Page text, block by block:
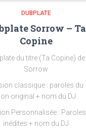
DUBPLATE
Sorrow – Ta
Copine
du titre (Ta Copine) de
Sorrow
classique : paroles du
original + nom du DJ
Personnalisée : Paroles
inédites + nom du DJ